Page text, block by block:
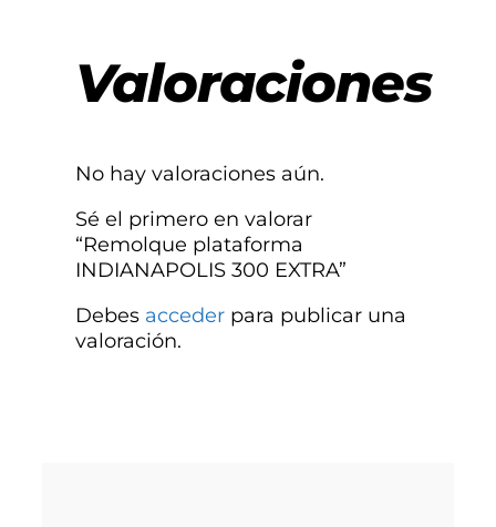
Valoraciones
No hay valoraciones aún.
Sé el primero en valorar
“Remolque plataforma
INDIANAPOLIS 300 EXTRA”
Debes acceder para publicar una
valoración.